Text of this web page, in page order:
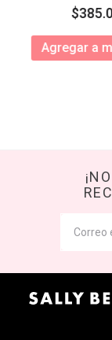
$385.
Agregar a